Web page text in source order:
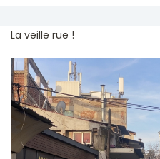
La veille rue !